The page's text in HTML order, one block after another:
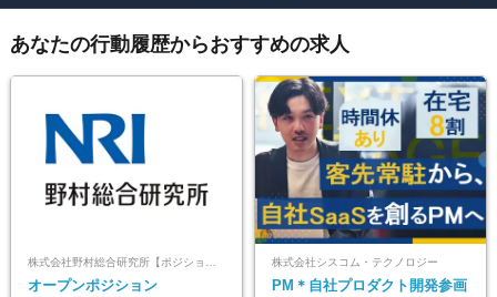
あなたの行動履歴からおすすめの求人
株式会社野村総合研究所【ポジションマッチ登録】
オープンポジション
株式会社シスコム・テクノロジー
PM＊自社プロダクト開発参画